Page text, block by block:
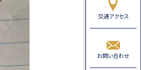
交通アクセス
お問い合わせ